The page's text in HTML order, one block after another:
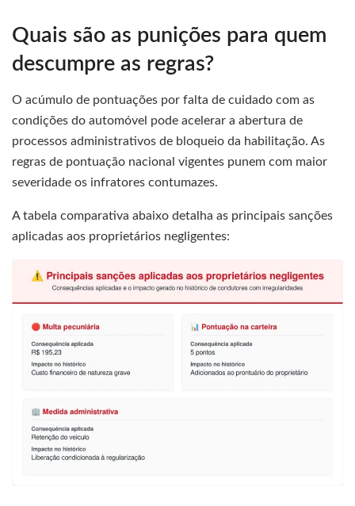
Quais são as punições para quem
descumpre as regras?
O acúmulo de pontuações por falta de cuidado com as
condições do automóvel pode acelerar a abertura de
processos administrativos de bloqueio da habilitação. As
regras de pontuação nacional vigentes punem com maior
severidade os infratores contumazes.
A tabela comparativa abaixo detalha as principais sanções
aplicadas aos proprietários negligentes: